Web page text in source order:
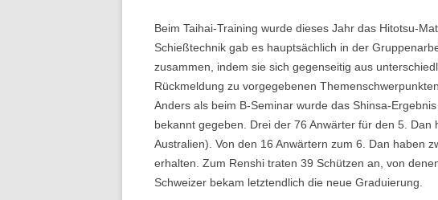
Beim Taihai-Training wurde dieses Jahr das Hitotsu-
Schießtechnik gab es hauptsächlich in der
zusammen, indem sie sich gegenseitig aus
Rückmeldung zu vorgegebenen
Anders als beim B-Seminar wurde das Shinsa-
bekannt gegeben. Drei der 76 Anwärter für den 5. Dan
Australien). Von den 16 Anwärtern zum 6. Dan haben
erhalten. Zum Renshi traten 39 Schützen an, von
Schweizer bekam letztendlich die neue Graduierung.